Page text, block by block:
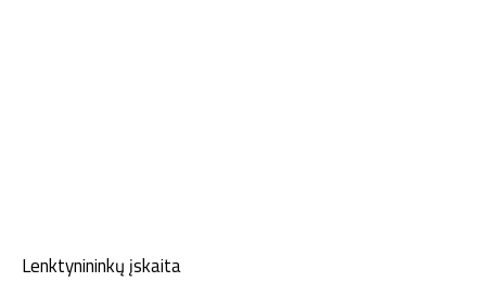
Lenktynininkų įskaita